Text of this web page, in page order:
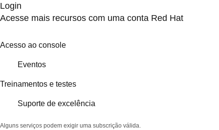
Login
Acesse mais recursos com uma conta Red Hat
Acesso ao console
Eventos
Treinamentos e testes
Suporte de excelência
Alguns serviços podem exigir uma subscrição válida.